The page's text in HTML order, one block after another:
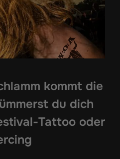
kommt die
du dich
Tattoo oder